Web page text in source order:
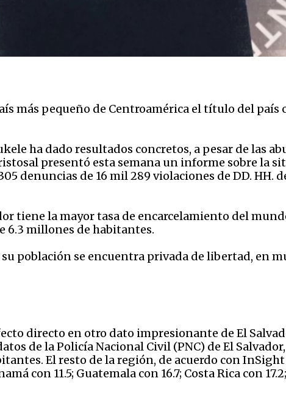
más pequeño de Centroamérica el título del país
ha dado resultados concretos, a pesar de las
presentó esta semana un informe sobre la
denuncias de 16 mil 289 violaciones de DD. HH.
tiene la mayor tasa de encarcelamiento del
6.3 millones de habitantes.
población se encuentra privada de libertad, en
directo en otro dato impresionante de El
de la Policía Nacional Civil (PNC) de El
El resto de la región, de acuerdo con
con 11.5; Guatemala con 16.7; Costa Rica con